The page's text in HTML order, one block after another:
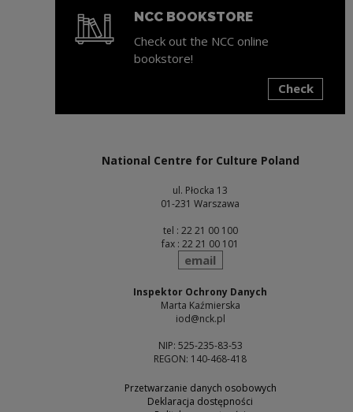
NCC BOOKSTORE
Check out the NCC online
bookstore!
Check
National Centre for Culture Poland
ul. Płocka 13
01-231 Warszawa
tel : 22 21 00 100
fax : 22 21 00 101
send
email
Inspektor Ochrony Danych
Marta Kaźmierska
iod@nck.pl
NIP: 525-235-83-53
REGON: 140-468-418
Przetwarzanie danych osobowych
Deklaracja dostępności